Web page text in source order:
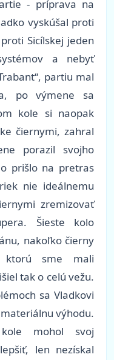
- príprava na
vyskúšal proti
Sicílskej jeden
a nebyť
partiu mal
po výmene sa
kole si naopak
čiernymi, zahral
porazil svojho
prišlo na pretras
nie ideálnemu
zremizovať
Šieste kolo
nakoľko čierny
ktorú sme mali
tak o celú vežu.
sa Vladkovi
výhodu.
mohol svoj
len nezískal